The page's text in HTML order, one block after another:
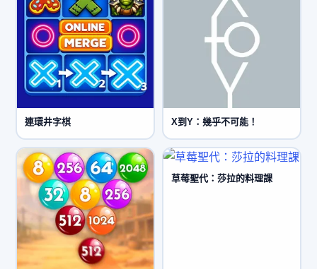
連環井字棋 X到Y：幾乎不可能！
草莓聖代：莎拉的料理課